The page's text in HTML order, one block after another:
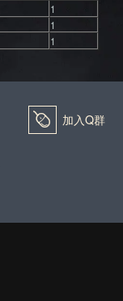
1
1
1
򰀄 加入Q群